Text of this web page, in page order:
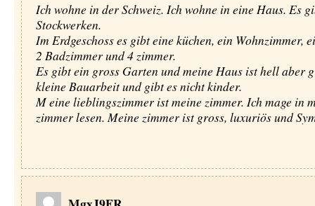
Ich wohne in der Schweiz. Ich wohne in eine Haus. Es
Stockwerken.
Im Erdgeschoss es gibt eine küchen, ein Wohnzimmer,
2 Badzimmer und 4 zimmer.
Es gibt ein gross Garten und meine Haus ist hell aber
kleine Bauarbeit und gibt es nicht kinder.
M eine lieblingszimmer ist meine zimmer. Ich mage in
zimmer lesen. Meine zimmer ist gross, luxuriös und